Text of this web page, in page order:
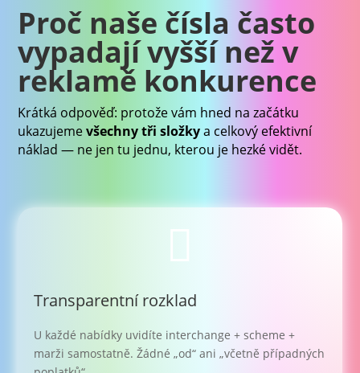
Proč naše čísla často
vypadají vyšší než v
reklamě konkurence
Krátká odpověď: protože vám hned na začátku
ukazujemevšechny tři složkya celkový efektivní
náklad — ne jen tu jednu, kterou je hezké vidět.

Transparentní rozklad
U každé nabídky uvidíte interchange + scheme +
marži samostatně. Žádné „od“ ani „včetně případných